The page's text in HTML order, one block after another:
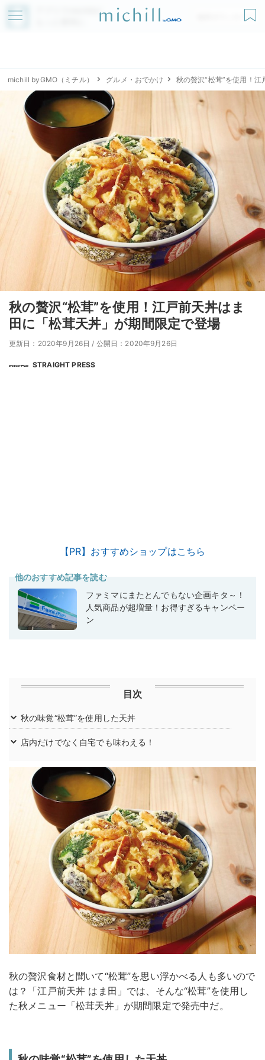
アプリでmichillが
無料ダウンロード
michill byGMO（ミチル） グルメ・おでかけ 秋の贅沢“松茸”を使用！
秋の贅沢“松茸”を使用！江戸前天丼はま
田に「松茸天丼」が期間限定で登場
更新日：2020年9月26日 / 公開日：2020年9月26日
STRAIGHT PRESS
【PR】おすすめショップはこちら
他のおすすめ記事を読む
ファミマにまたとんでもない企画キタ～！
人気商品が超増量！お得すぎるキャンペー
ン
目次
秋の味覚“松茸”を使用した天丼
店内だけでなく自宅でも味わえる！
秋の贅沢食材と聞いて“松茸”を思い浮かべる人も多いので
は？「江戸前天丼 はま田」では、そんな“松茸”を使用し
た秋メニュー「松茸天丼」が期間限定で発売中だ。